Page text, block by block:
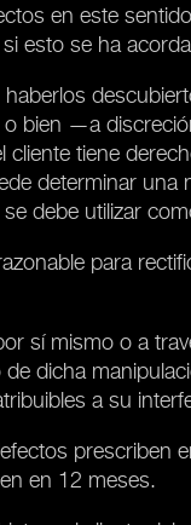
en este
esto se ha
bien —a
tiene
determinar
debe utilizar
para
sí mismo o a
dicha
a su
en 12 meses.